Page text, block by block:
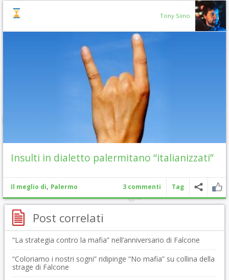
Tony Siino
Insulti in dialetto palermitano “italianizzati”
Il meglio di, Palermo 3 commenti Tag
Post correlati
“La strategia contro la mafia” nell’anniversario di Falcone
“Coloriamo i nostri sogni” ridipinge “No mafia” su collina della
strage di Falcone